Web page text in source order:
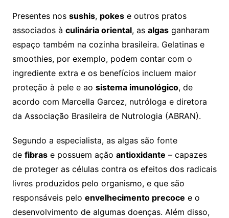
Presentes nos sushis, pokese outros pratos
associados à culinária oriental, as algasganharam
espaço também na cozinha brasileira. Gelatinas e
smoothies, por exemplo, podem contar com o
ingrediente extra e os benefícios incluem maior
proteção à pele e ao sistema imunológico, de
acordo com Marcella Garcez, nutróloga e diretora
da Associação Brasileira de Nutrologia (ABRAN).
Segundo a especialista, as algas são fonte
de fibrase possuem ação antioxidante – capazes
de proteger as células contra os efeitos dos radicais
livres produzidos pelo organismo, e que são
responsáveis pelo envelhecimento precoce e o
desenvolvimento de algumas doenças. Além disso,